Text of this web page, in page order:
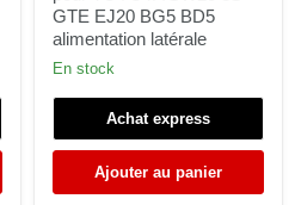
pour
TOYOTA
SW20
3S-
GTE
BG5
BD5
alimentation
latérale
GTE EJ20 BG5 BD5
alimentation latérale
En stock
Achat express
Ajouter au panier